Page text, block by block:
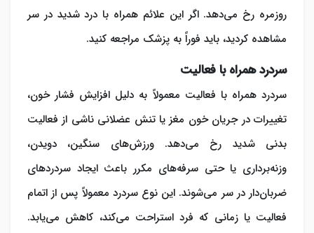
روزمره رخ می‌دهد. اگر این علائم همراه با درد شدید در سر
مشاهده کردید، باید فوراً به پزشک مراجعه کنید.
سردرد همراه با فعالیت
سردرد همراه با فعالیت معمولاً به دلیل افزایش فشار خون،
تغییرات در جریان خون مغز یا تنش عضلانی ناشی از فعالیت
بدنی شدید رخ می‌دهد. ورزش‌های سنگین، دویدن،
وزنه‌برداری یا حتی سرفه‌های مکرر باعث ایجاد سردردهای
ضربان‌دار در سر می‌‎شوند. این نوع سردرد معمولاً پس از اتمام
فعالیت یا زمانی که فرد استراحت می‌کند، کاهش می‌یابد.